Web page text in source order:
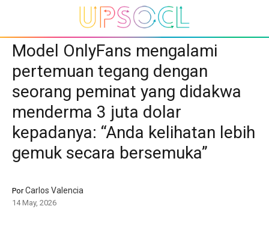
Model OnlyFans mengalami
pertemuan tegang dengan
seorang peminat yang didakwa
menderma 3 juta dolar
kepadanya: “Anda kelihatan lebih
gemuk secara bersemuka”
PorCarlos Valencia
14 May, 2026